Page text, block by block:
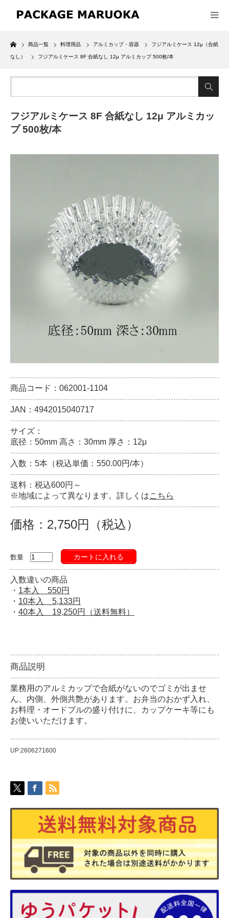
Home
商品一覧 料理用品 アルミカップ・容器 フジアルミケース 12μ（合紙
なし） フジアルミケース 8F 合紙なし 12μ アルミカップ 500枚/本
フジアルミケース 8F 合紙なし 12μ アルミカッ
プ 500枚/本
商品コード：062001-1104
JAN：4942015040717
サイズ：
底径：50mm 高さ：30mm 厚さ：12μ
入数：5本（税込単価：550.00円/本）
送料：税込600円～
※地域によって異なります。詳しくはこちら
価格：2,750円（税込）
数量 カートに入れる
入数違いの商品
・ 1本入 550円
・ 10本入 5,133円
・ 40本入 19,250円（送料無料）
商品説明
業務用のアルミカップで合紙がないのでゴミが出ませ
ん、内側、外側共艶があります。お弁当のおかず入れ、
お料理・オードブルの盛り付けに、カップケーキ等にも
お使いいただけます。
UP:2606271600